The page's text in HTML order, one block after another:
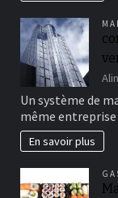
Un système de
même
En savoir plus